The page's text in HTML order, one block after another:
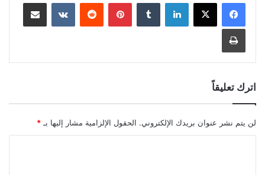
لينكدإن بينتيريست مشاركة عبر البريد
طباعة
اترك تعليقاً
لن يتم نشر عنوان بريدك الإلكتروني. الحقول الإلزامية مشار إليها بـ *